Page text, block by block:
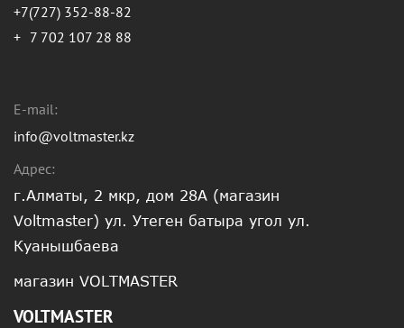
+7(727) 352-88-82
+ 7 702 107 28 88
E-mail:
info@voltmaster.kz
Адрес:
г.Алматы, 2 мкр, дом 28А (магазин
Voltmaster) ул. Утеген батыра угол ул.
Куанышбаева
магазин VOLTMASTER
VOLTMASTER